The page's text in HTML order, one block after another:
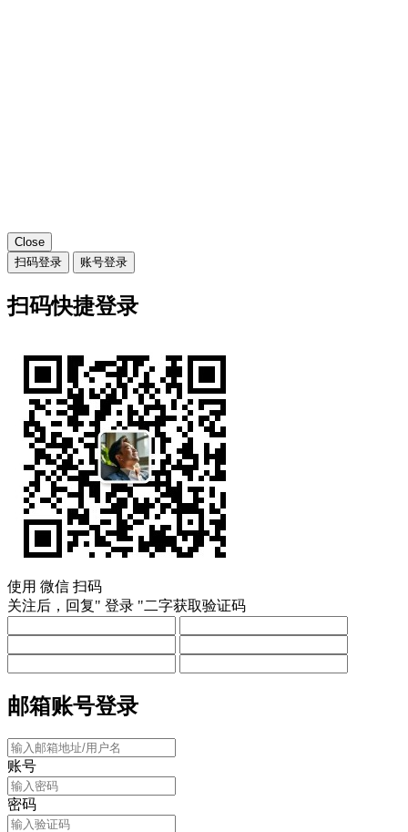
Close
扫码登录
账号登录
扫码快捷登录
使用 微信 扫码
关注后，回复" 登录 "二字获取验证码
邮箱账号登录
账号
密码